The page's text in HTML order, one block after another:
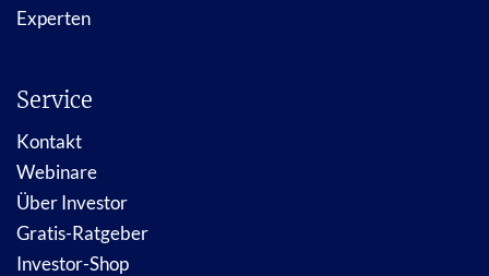
Experten
Service
Kontakt
Webinare
Über Investor
Gratis-Ratgeber
Investor-Shop